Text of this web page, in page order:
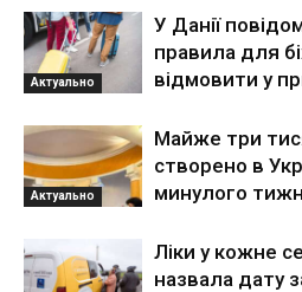
Актуально
У Данії
правила для
відмовити у
Актуально
Майже три
створено в
минулого
Ліки у кожне
назвала дату